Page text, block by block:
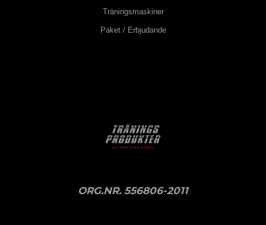
Träningsmaskiner
Paket / Erbjudande
ORG.NR. 556806-2011